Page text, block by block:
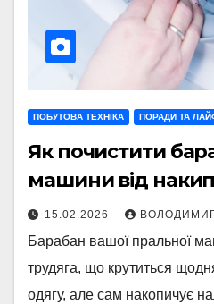
ПОБУТОВА ТЕХНІКА ПОРАДИ ТА
Як почистити
машини від
15.02.2026
Барабан вашої пральної
трудяга, що крутиться
одягу, але сам накопичує